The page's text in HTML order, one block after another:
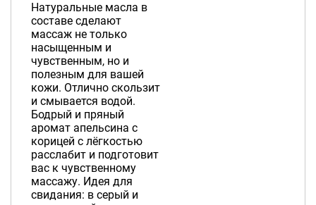
Натуральные масла в
составе сделают
массаж не только
насыщенным и
чувственным, но и
полезным для вашей
кожи. Отлично скользит
и смывается водой.
Бодрый и пряный
аромат апельсина с
корицей с лёгкостью
расслабит и подготовит
вас к чувственному
массажу. Идея для
свидания: в серый и